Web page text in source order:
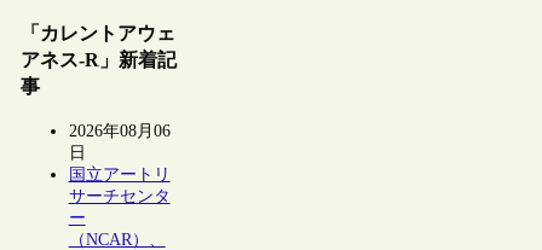
「カレントアウェ
アネス-R」新着記
事
2026年08月06
日
国立アートリ
サーチセンタ
ー
（NCAR）、